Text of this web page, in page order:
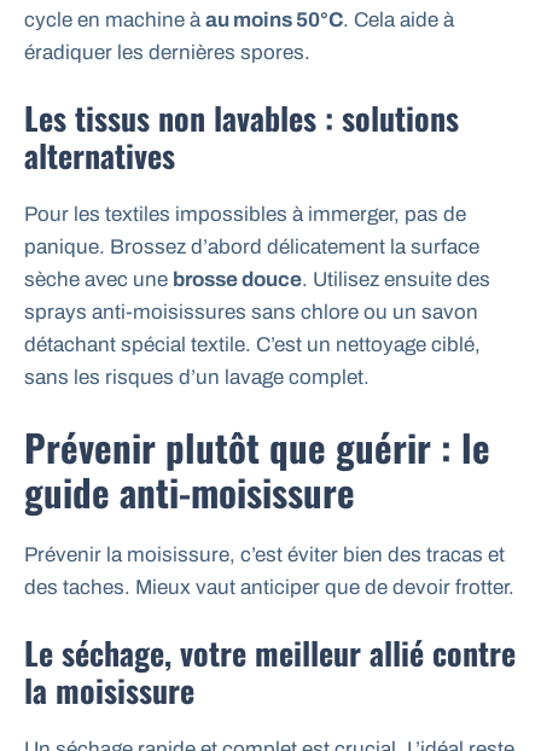
cycle en machine à au moins 50°C. Cela aide à
éradiquer les dernières spores.
Les tissus non lavables : solutions
alternatives
Pour les textiles impossibles à immerger, pas de
panique. Brossez d’abord délicatement la surface
sèche avec une brosse douce. Utilisez ensuite des
sprays anti-moisissures sans chlore ou un savon
détachant spécial textile. C’est un nettoyage ciblé,
sans les risques d’un lavage complet.
Prévenir plutôt que guérir : le
guide anti-moisissure
Prévenir la moisissure, c’est éviter bien des tracas et
des taches. Mieux vaut anticiper que de devoir frotter.
Le séchage, votre meilleur allié contre
la moisissure